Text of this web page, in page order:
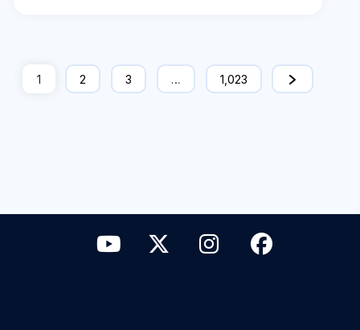
1 2 3 … 1,023